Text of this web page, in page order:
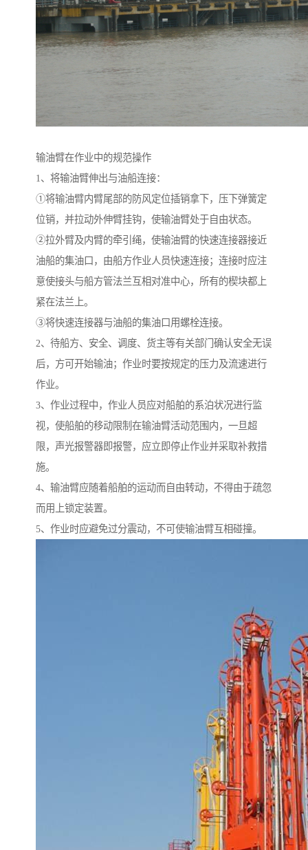
输油臂在作业中的规范操作
1、将输油臂伸出与油船连接：
①将输油臂内臂尾部的防风定位插销拿下，压下弹簧定
位销，并拉动外伸臂挂钩，使输油臂处于自由状态。
②拉外臂及内臂的牵引绳，使输油臂的快速连接器接近
油船的集油口，由船方作业人员快速连接；连接时应注
意使接头与船方管法兰互相对准中心，所有的楔块都上
紧在法兰上。
③将快速连接器与油船的集油口用螺栓连接。
2、待船方、安全、调度、货主等有关部门确认安全无误
后，方可开始输油；作业时要按规定的压力及流速进行
作业。
3、作业过程中，作业人员应对船舶的系泊状况进行监
视，使船舶的移动限制在输油臂活动范围内，一旦超
限，声光报警器即报警，应立即停止作业并采取补救措
施。
4、输油臂应随着船舶的运动而自由转动，不得由于疏忽
而用上锁定装置。
5、作业时应避免过分震动，不可使输油臂互相碰撞。